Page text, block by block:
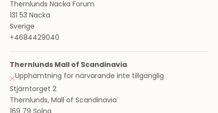
Thernlunds Nacka Forum
131 53 Nacka
Sverige
+4684429040
Thernlunds Mall of Scandinavia
Upphämtning för närvarande inte tillgänglig
Stjärntorget 2
Thernlunds, Mall of Scandinavia